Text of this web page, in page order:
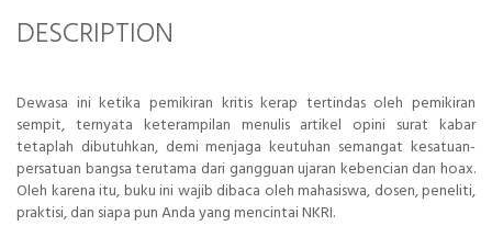
DESCRIPTION
Dewasa ini ketika pemikiran kritis kerap tertindas oleh pemikiran
sempit, ternyata keterampilan menulis artikel opini surat kabar
tetaplah dibutuhkan, demi menjaga keutuhan semangat kesatuan-
persatuan bangsa terutama dari gangguan ujaran kebencian dan hoax.
Oleh karena itu, buku ini wajib dibaca oleh mahasiswa, dosen, peneliti,
praktisi, dan siapa pun Anda yang mencintai NKRI.